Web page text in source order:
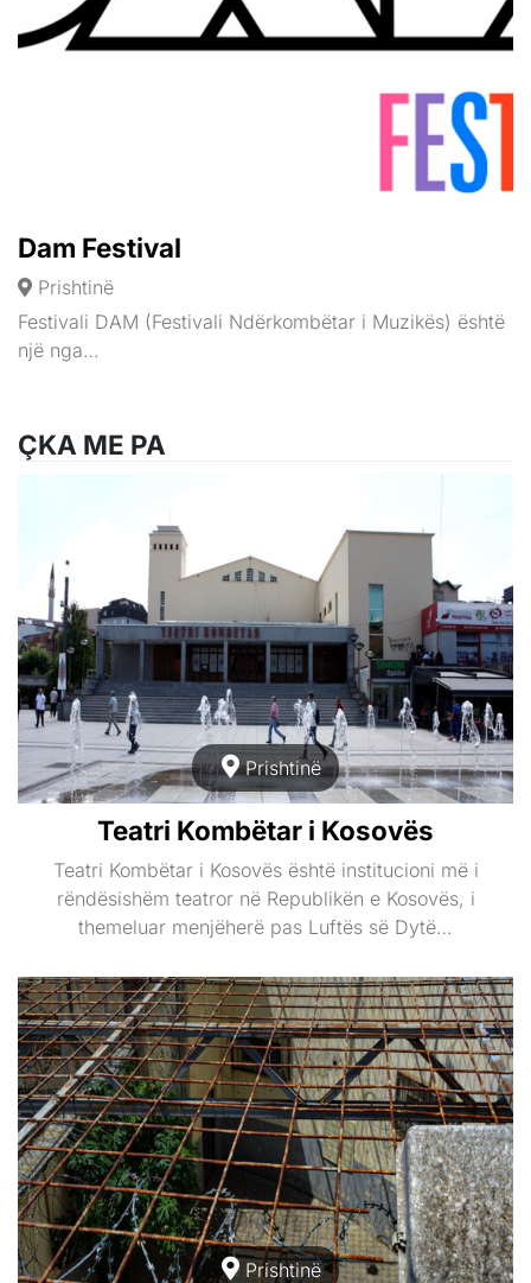
Dam Festival
Prishtinë
Festivali DAM (Festivali Ndërkombëtar i Muzikës) është
një nga…
ÇKA ME PA
Prishtinë
Teatri Kombëtar i Kosovës
Teatri Kombëtar i Kosovës është institucioni më i
rëndësishëm teatror në Republikën e Kosovës, i
themeluar menjëherë pas Luftës së Dytë…
Prishtinë